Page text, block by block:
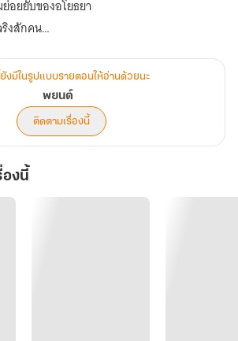
อยยับของอโยธยา
ริงสักคน
ถบเมืองพระบาง
ยังมีในรูปแบบรายตอนให้อ่านด้วยนะ
พยนต์
ติดตามเรื่องนี้
งนี้